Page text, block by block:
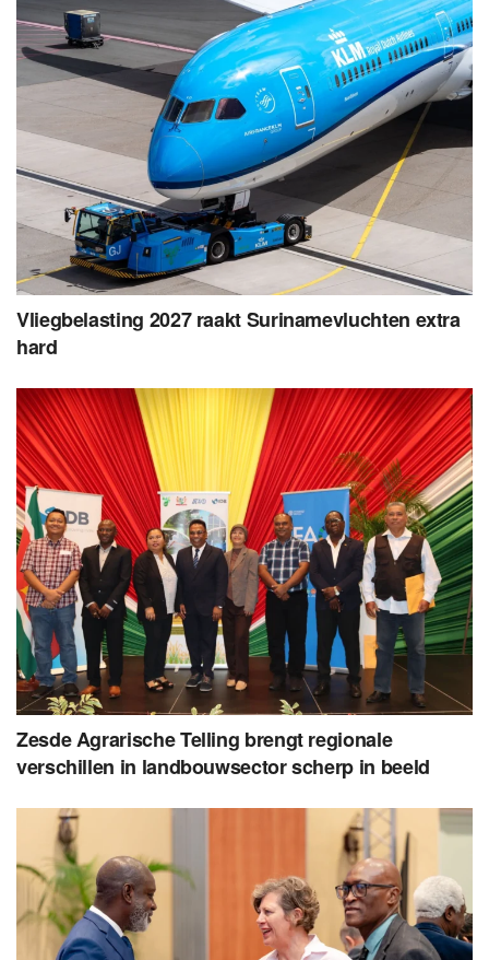
Vliegbelasting 2027 raakt Surinamevluchten extra
hard
Zesde Agrarische Telling brengt regionale
verschillen in landbouwsector scherp in beeld